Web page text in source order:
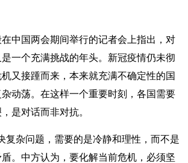
中国两会期间举行的记者会上指出，对
一个充满挑战的年头。新冠疫情仍未彻
又接踵而来，本来就充满不确定性的国
动荡。在这样一个重要时刻，各国需要
是对话而非对抗。
复杂问题，需要的是冷静和理性，而不是
。中方认为，要化解当前危机，必须坚